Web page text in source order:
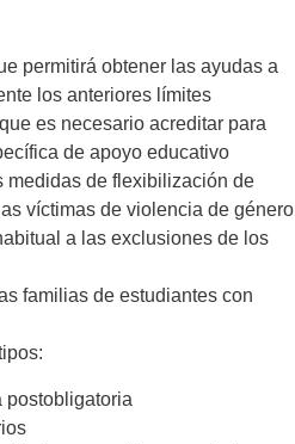
permitirá obtener las ayudas a
los anteriores límites
es necesario acreditar para
de apoyo educativo
medidas de flexibilización de
víctimas de violencia de género
a las exclusiones de los
familias de estudiantes con
postobligatoria